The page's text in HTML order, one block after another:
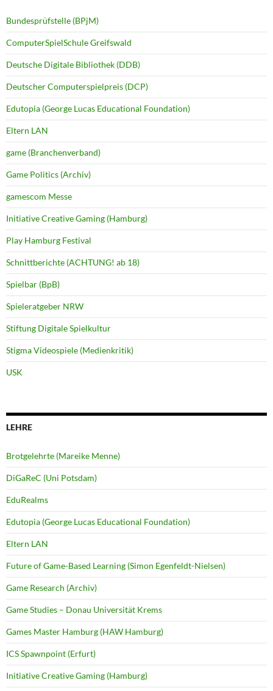
Bundesprüfstelle (BPjM)
ComputerSpielSchule Greifswald
Deutsche Digitale Bibliothek (DDB)
Deutscher Computerspielpreis (DCP)
Edutopia (George Lucas Educational Foundation)
Eltern LAN
game (Branchenverband)
Game Politics (Archiv)
gamescom Messe
Initiative Creative Gaming (Hamburg)
Play Hamburg Festival
Schnittberichte (ACHTUNG! ab 18)
Spielbar (BpB)
Spieleratgeber NRW
Stiftung Digitale Spielkultur
Stigma Videospiele (Medienkritik)
USK
LEHRE
Brotgelehrte (Mareike Menne)
DiGaReC (Uni Potsdam)
EduRealms
Edutopia (George Lucas Educational Foundation)
Eltern LAN
Future of Game-Based Learning (Simon Egenfeldt-Nielsen)
Game Research (Archiv)
Game Studies – Donau Universität Krems
Games Master Hamburg (HAW Hamburg)
ICS Spawnpoint (Erfurt)
Initiative Creative Gaming (Hamburg)